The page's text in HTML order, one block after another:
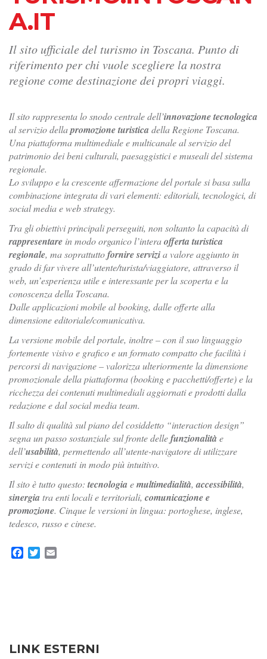
A.IT
Il sito ufficiale del turismo in Toscana. Punto di
riferimento per chi vuole scegliere la nostra
regione come destinazione dei propri viaggi.
Il sito rappresenta lo snodo centrale dell’innovazione tecnologica
al servizio dellapromozione turistica della Regione Toscana.
Una piattaforma multimediale e multicanale al servizio del
patrimonio dei beni culturali, paesaggistici e museali del sistema
regionale.
Lo sviluppo e la crescente affermazione del portale si basa sulla
combinazione integrata di vari elementi: editoriali, tecnologici, di
social media e web strategy.
Tra gli obiettivi principali perseguiti, non soltanto la capacità di
rappresentare in modo organico l’interaofferta turistica
regionale, ma soprattuttofornire servizia valore aggiunto in
grado di far vivere all’utente/turista/viaggiatore, attraverso il
web, un’esperienza utile e interessante per la scoperta e la
conoscenza della Toscana.
Dalle applicazioni mobile al booking, dalle offerte alla
dimensione editoriale/comunicativa.
La versione mobile del portale, inoltre – con il suo linguaggio
fortemente visivo e grafico e un formato compatto che facilità i
percorsi di navigazione – valorizza ulteriormente la dimensione
promozionale della piattaforma (booking e pacchetti/offerte) e la
ricchezza dei contenuti multimediali aggiornati e prodotti dalla
redazione e dal social media team.
Il salto di qualità sul piano del cosiddetto “interaction design”
segna un passo sostanziale sul fronte dellefunzionalità e
dell’usabilità, permettendo all’utente-navigatore di utilizzare
servizi e contenuti in modo più intuitivo.
Il sito è tutto questo: tecnologia emultimedialità,accessibilità,
sinergia tra enti locali e territoriali, comunicazione e
promozione. Cinque le versioni in lingua: portoghese, inglese,
tedesco, russo e cinese.
Facebook
Twitter
LINK ESTERNI